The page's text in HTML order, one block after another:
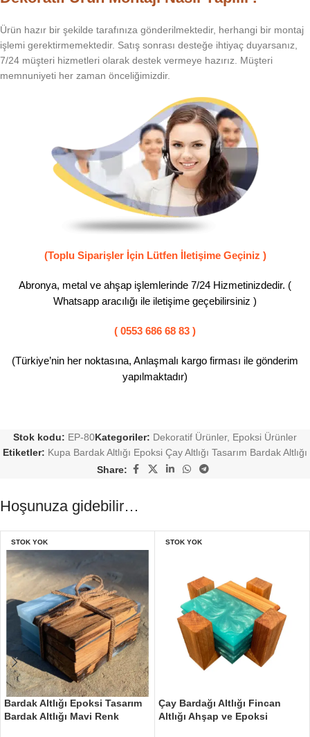
Ürün hazır bir şekilde tarafınıza gönderilmektedir, herhangi bir montaj
işlemi gerektirmemektedir. Satış sonrası desteğe ihtiyaç duyarsanız,
7/24 müşteri hizmetleri olarak destek vermeye hazırız. Müşteri
memnuniyeti her zaman önceliğimizdir.
(Toplu Siparişler İçin Lütfen İletişime Geçiniz )
Abronya, metal ve ahşap işlemlerinde 7/24 Hizmetinizdedir. (
Whatsapp aracılığı ile iletişime geçebilirsiniz )
( 0553 686 68 83 )
(Türkiye’nin her noktasına, Anlaşmalı kargo firması ile gönderim
yapılmaktadır)
Stok kodu: EP-80Kategoriler: Dekoratif Ürünler, Epoksi Ürünler
Etiketler: Kupa Bardak Altlığı Epoksi Çay Altlığı Tasarım Bardak Altlığı
Share:
Hoşunuza gidebilir…
STOK YOK
Bardak Altlığı Epoksi Tasarım
Bardak Altlığı Mavi Renk
STOK YOK
Çay Bardağı Altlığı Fincan
Altlığı Ahşap ve Epoksi